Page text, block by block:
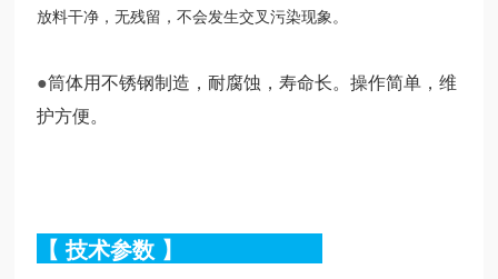
放料干净，无残留，不会发生交叉污染现象。
●筒体用不锈钢制造，耐腐蚀，寿命长。操作简单，维
护方便。
【 技术参数 】